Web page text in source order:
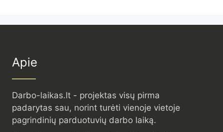
Apie
Darbo-laikas.lt - projektas visų pirma
padarytas sau, norint turėti vienoje vietoje
pagrindinių parduotuvių darbo laiką.